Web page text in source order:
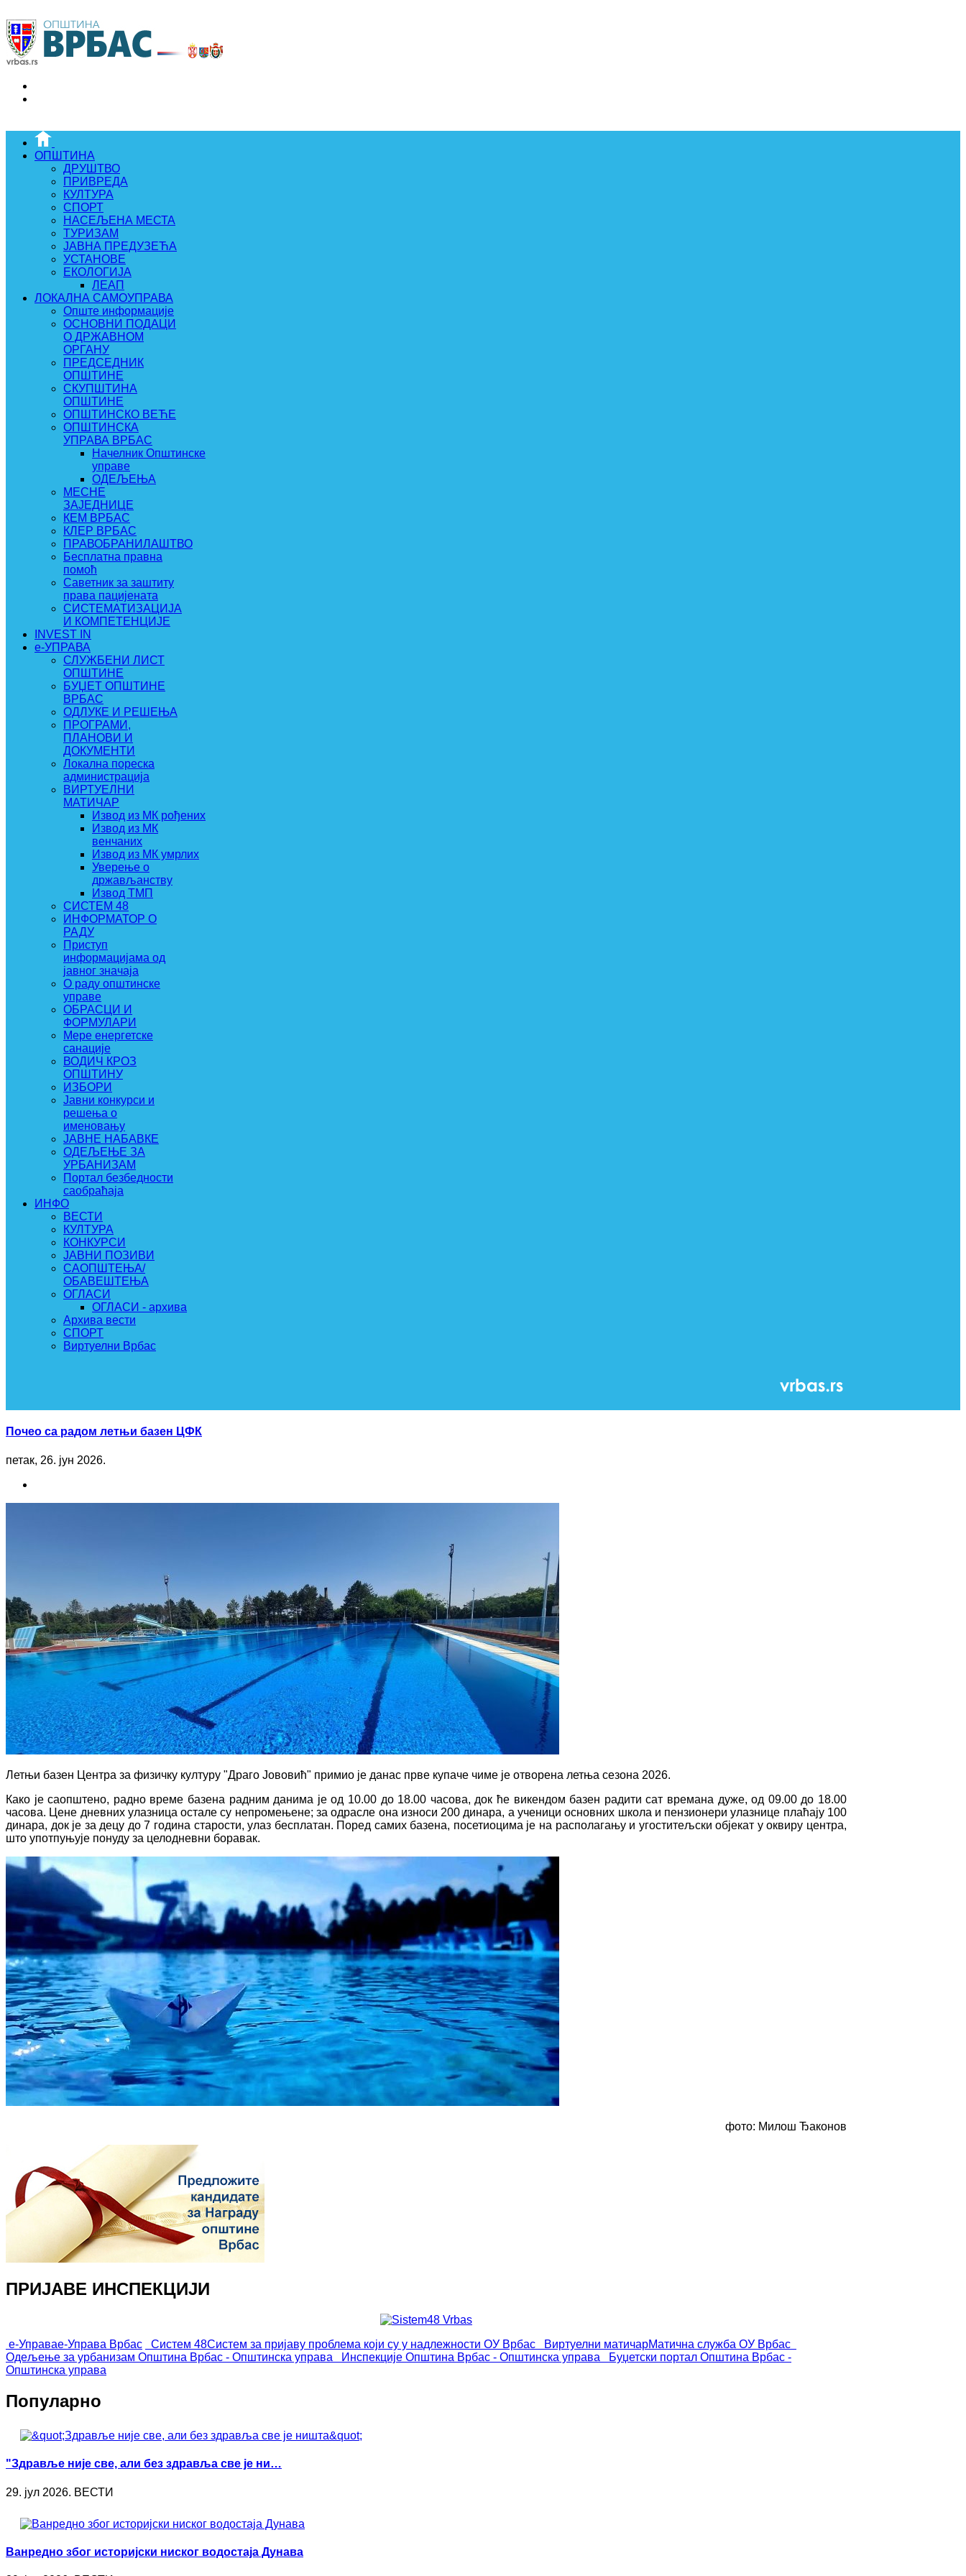
ОПШТИНА
ДРУШТВО
ПРИВРЕДА
КУЛТУРА
СПОРТ
НАСЕЉЕНА МЕСТА
ТУРИЗАМ
ЈАВНА ПРЕДУЗЕЋА
УСТАНОВЕ
ЕКОЛОГИЈА
ЛЕАП
ЛОКАЛНА САМОУПРАВА
Опште информације
ОСНОВНИ ПОДАЦИ
О ДРЖАВНОМ
ОРГАНУ
ПРЕДСЕДНИК
ОПШТИНЕ
СКУПШТИНА
ОПШТИНЕ
ОПШТИНСКО ВЕЋЕ
ОПШТИНСКА
УПРАВА ВРБАС
Начелник Општинске
управе
ОДЕЉЕЊА
МЕСНЕ
ЗАЈЕДНИЦЕ
КЕМ ВРБАС
КЛЕР ВРБАС
ПРАВОБРАНИЛАШТВО
Бесплатна правна
помоћ
Саветник за заштиту
права пацијената
СИСТЕМАТИЗАЦИЈА
И КОМПЕТЕНЦИЈЕ
INVEST IN
e-УПРАВА
СЛУЖБЕНИ ЛИСТ
ОПШТИНЕ
БУЏЕТ ОПШТИНЕ
ВРБАС
ОДЛУКЕ И РЕШЕЊА
ПРОГРАМИ,
ПЛАНОВИ И
ДОКУМЕНТИ
Локална пореска
администрација
ВИРТУЕЛНИ
МАТИЧАР
Извод из МК рођених
Извод из МК
венчаних
Извод из МК умрлих
Уверење о
држављанству
Извод ТМП
СИСТЕМ 48
ИНФОРМАТОР О
РАДУ
Приступ
информацијама од
јавног значаја
О раду општинске
управе
ОБРАСЦИ И
ФОРМУЛАРИ
Мере енергетске
санације
ВОДИЧ КРОЗ
ОПШТИНУ
ИЗБОРИ
Јавни конкурси и
решења о
именовању
ЈАВНЕ НАБАВКЕ
ОДЕЉЕЊЕ ЗА
УРБАНИЗАМ
Портал безбедности
саобраћаја
ИНФО
ВЕСТИ
КУЛТУРА
КОНКУРСИ
ЈАВНИ ПОЗИВИ
САОПШТЕЊА/
ОБАВЕШТЕЊА
ОГЛАСИ
ОГЛАСИ - архива
Архива вести
СПОРТ
Виртуелни Врбас
Почео са радом летњи базен ЦФК
петак, 26. јун 2026.
Летњи базен Центра за физичку културу "Драго Јововић" примио је данас прве купаче чиме је отворена летња сезона 2026.
Како је саопштено, радно време базена радним данима је од 10.00 до 18.00 часова, док ће викендом базен радити сат времана дуже, од 09.00 до 18.00
часова. Цене дневних улазница остале су непромењене; за одрасле она износи 200 динара, а ученици основних школа и пензионери улазнице плаћају 100
динара, док је за децу до 7 година старости, улаз бесплатан. Поред самих базена, посетиоцима је на располагању и угоститељски објекат у оквиру центра,
што употпуњује понуду за целодневни боравак.
фото: Милош Ђаконов
ПРИЈАВЕ ИНСПЕКЦИЈИ
е-Управае-Управа Врбас Систем 48Систем за пријаву проблема који су у надлежности ОУ Врбас Виртуелни матичарМатична служба ОУ Врбас
Одељење за урбанизам Општина Врбас - Општинска управа Инспекције Општина Врбас - Општинска управа Буџетски портал Општина Врбас -
Општинска управа
Популарно
"Здравље није све, али без здравља све је ни…
29. јул 2026. ВЕСТИ
Ванредно због историјски ниског водостаја Дунава